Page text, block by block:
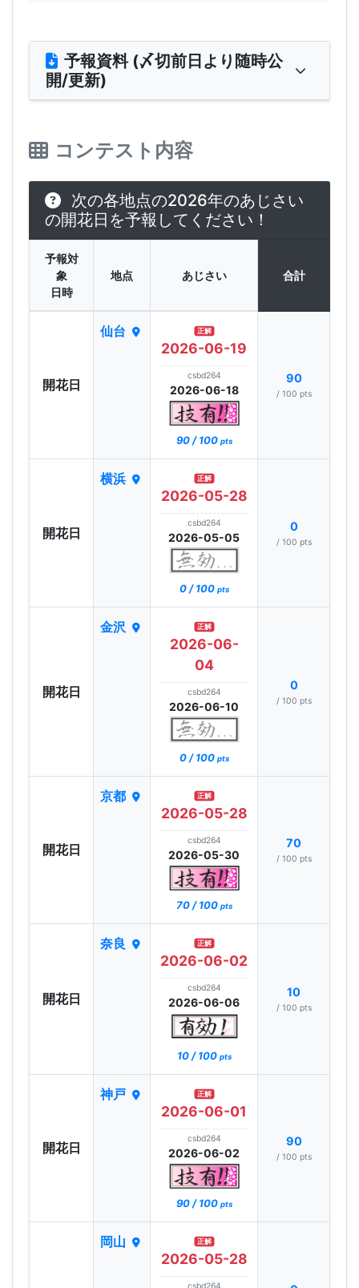
予報資料 (〆切前日より随時公
開/更新)
コンテスト内容
次の各地点の2026年のあじさい
の開花日を予報してください！
予報対
象
日時
地点 あじさい 合計
開花日
仙台 正解
2026-06-19
csbd264
2026-06-18
90 / 100 pts
90
/ 100 pts
開花日
横浜 正解
2026-05-28
csbd264
2026-05-05
0 / 100 pts
0
/ 100 pts
開花日
金沢 正解
2026-06-
04
csbd264
2026-06-10
0 / 100 pts
0
/ 100 pts
開花日
京都 正解
2026-05-28
csbd264
2026-05-30
70 / 100 pts
70
/ 100 pts
開花日
奈良 正解
2026-06-02
csbd264
2026-06-06
10 / 100 pts
10
/ 100 pts
開花日
神戸 正解
2026-06-01
csbd264
2026-06-02
90 / 100 pts
90
/ 100 pts
岡山 正解
2026-05-28
csbd264